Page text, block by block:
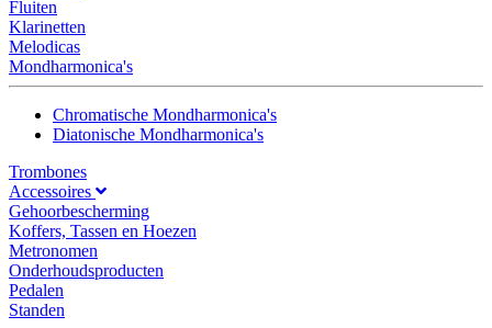
Fluiten
Klarinetten
Melodicas
Mondharmonica's
Chromatische Mondharmonica's
Diatonische Mondharmonica's
Trombones
Accessoires
Gehoorbescherming
Koffers, Tassen en Hoezen
Metronomen
Onderhoudsproducten
Pedalen
Standen